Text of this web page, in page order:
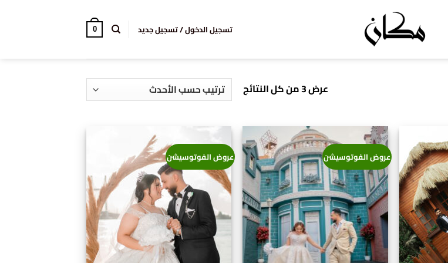
تسجيل الدخول / تسجيل جديد 0
عرض ⁦3⁩ من كل النتائج
تم
الفرز
الأحدث
عروض الفوتوسيشن عروض الفوتوسيشن